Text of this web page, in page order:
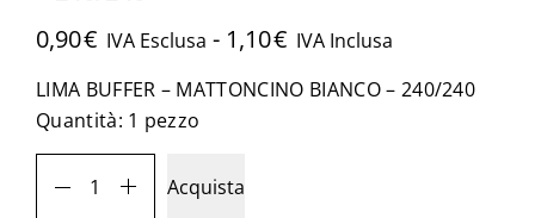
0,90€ IVA Esclusa - 1,10€ IVA Inclusa
LIMA BUFFER – MATTONCINO BIANCO – 240/240
Quantità: 1 pezzo
Acquista